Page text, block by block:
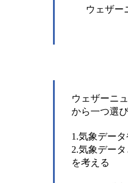
ウェザー
ウェザーニ
から一つ選
1.気象デー
2.気象デー
を考える